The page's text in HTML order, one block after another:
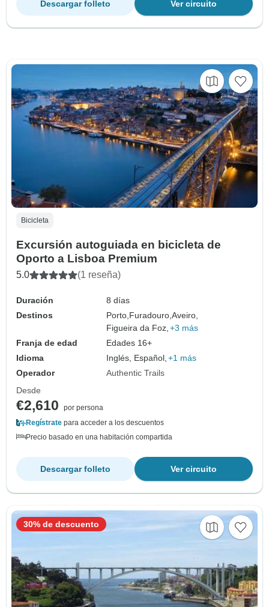
Ver circuito
Descargar folleto
Bicicleta
Excursión autoguiada en bicicleta de
Oporto a Lisboa Premium
5.0 (1 reseña)
Duración
8 días
Destinos
Porto, Furadouro,Aveiro,
Figueira da Foz, +3 más
Franja de edad
Edades 16+
Idioma
Inglés, Español, +1 más
Operador
Authentic Trails
Desde
€2,610
por persona
Regístrate para acceder a los descuentos
Precio basado en una habitación compartida
Ver circuito
Descargar folleto
30% de descuento